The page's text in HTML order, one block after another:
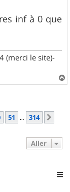
inf à 0 que
(merci le site)-
a
51 … 314
Aller